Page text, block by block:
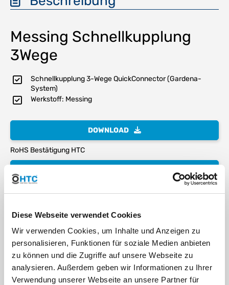
Diese Webseite verwendet Cookies
Wir verwenden Cookies, um Inhalte und Anzeigen zu
personalisieren, Funktionen für soziale Medien anbieten
zu können und die Zugriffe auf unsere Webseite zu
analysieren. Außerdem geben wir Informationen zu Ihrer
Verwendung unserer Webseite an unsere Partner für
Messing Schnellkupplung
3Wege
Schnellkupplung 3-Wege QuickConnector (Gardena-
System)
Werkstoff: Messing
DOWNLOAD
RoHS Bestätigung HTC
DOWNLOAD
die Gewindekennung - oder warum 1" eben keine 25,4mm sind
Medien